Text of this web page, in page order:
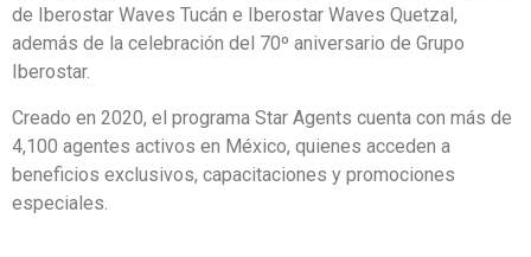
de Iberostar Waves Tucán e Iberostar Waves Quetzal,
además de la celebración del 70º aniversario de Grupo
Iberostar.
Creado en 2020, el programa Star Agents cuenta con más de
4,100 agentes activos en México, quienes acceden a
beneficios exclusivos, capacitaciones y promociones
especiales.